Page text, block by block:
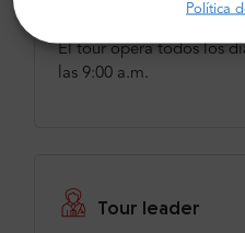
Política
Frecuencia
El tour opera todos los
las 9:00 a.m.
Tour leader